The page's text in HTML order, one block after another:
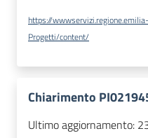
https://
Progetti/content/
Chiarimento
Ultimo aggiornamento: